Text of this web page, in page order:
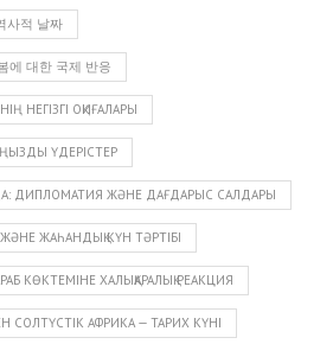
사적 날짜
에 대한 국제 반응
НЕГІЗГІ ОҚИҒАЛАРЫ
ҮДЕРІСТЕР
ДИПЛОМАТИЯ ЖӘНЕ ДАҒДАРЫС САЛДАРЫ
ЖӘНЕ ЖАҺАНДЫҚ КҮН ТӘРТІБІ
КӨКТЕМІНЕ ХАЛЫҚАРАЛЫҚ РЕАКЦИЯ
СОЛТҮСТІК АФРИКА — ТАРИХ КҮНІ